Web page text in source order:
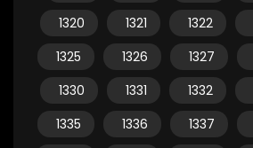
1320
1321 1322
1325
1326 1327
1330
1331 1332
1335
1336 1337